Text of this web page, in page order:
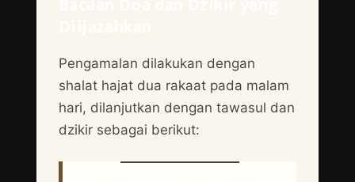
Pengamalan dilakukan dengan
shalat hajat dua rakaat pada malam
hari, dilanjutkan dengan tawasul dan
dzikir sebagai berikut: